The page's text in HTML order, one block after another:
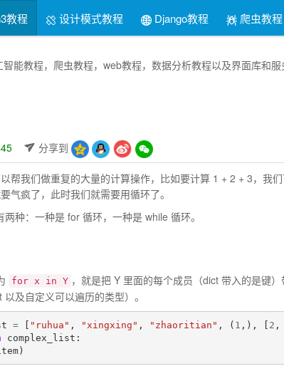
教程 设计模式教程 Django教程 爬虫教程
能教程，爬虫教程，web教程，数据分析教程以及界面库和
分享到
帮我们做重复的大量的计算操作，比如要计算 1 + 2 + 3，我
气疯了，此时我们就需要用循环了。
种：一种是 for 循环，一种是 while 循环。
for x in Y ，就是把 Y 里面的每个成员（dict 带入的是键
及自定义可以遍历的类型）。
= [ "ruhua" , "xingxing" , "zhaoritian" , ( 1 ,), [ 2 ,
complex_list :
)